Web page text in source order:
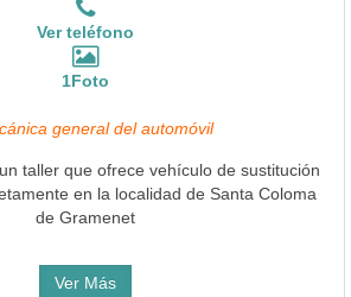
Ver teléfono
1Foto
general del automóvil
taller que ofrece vehículo de sustitución
en la localidad de Santa Coloma
de Gramenet
Ver Más